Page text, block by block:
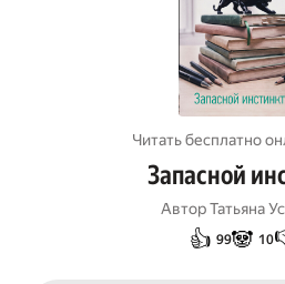
Читать бесплатно
Запасной
АвторТатьяна
👍 99🐼 10